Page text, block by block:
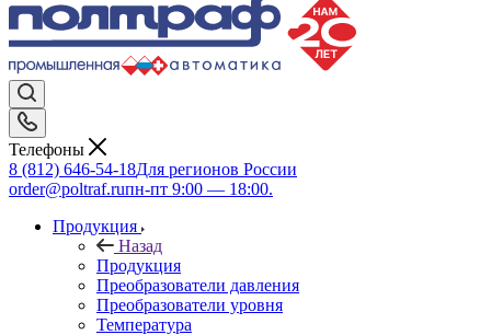
Телефоны
8 (812) 646-54-18Для регионов России
order@poltraf.ruпн-пт 9:00 — 18:00.
Продукция
Назад
Продукция
Преобразователи давления
Преобразователи уровня
Температура